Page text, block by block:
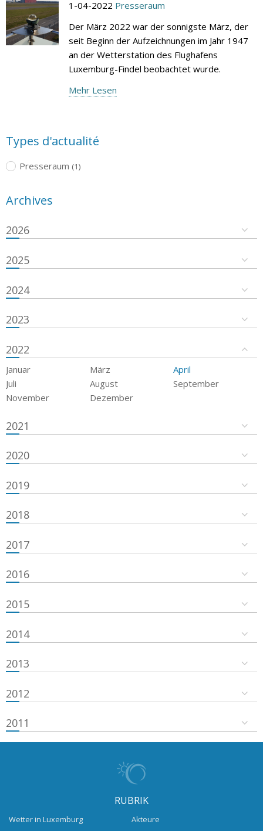
1-04-2022 Presseraum
Der März 2022 war der sonnigste März, der
seit Beginn der Aufzeichnungen im Jahr 1947
an der Wetterstation des Flughafens
Luxemburg-Findel beobachtet wurde.
Mehr Lesen
Types d'actualité
Presseraum (1)
Archives
2026
2025
2024
2023
2022
Januar März
April
Juli
August
September
November
Dezember
2021
2020
2019
2018
2017
2016
2015
2014
2013
2012
2011
RUBRIK
Wetter in Luxemburg
Akteure